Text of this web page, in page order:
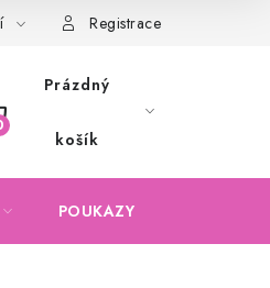
ochrany osobních údajů
Registrace
Prázdný
košík
POUKAZY